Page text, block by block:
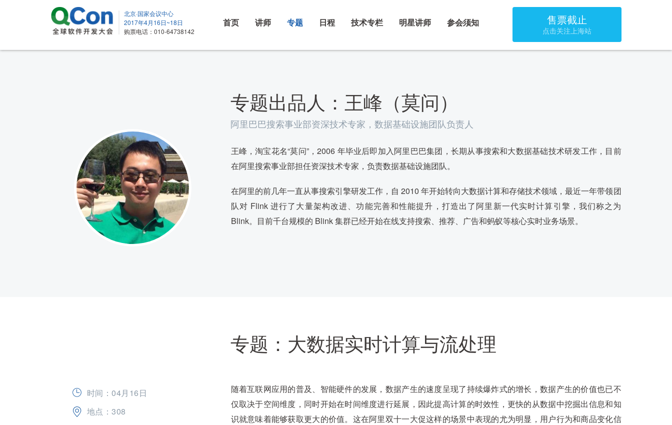
北京·国家会议中心
2017年4月16日~18日
购票电话：010-64738142
首页 讲师 专题 日程 技术专栏 明星讲师 参会须知 售票截止
点击关注上海站
专题出品人：王峰（莫问）
阿里巴巴搜索事业部资深技术专家，数据基础设施团队负责人
王峰，淘宝花名“莫问”，2006 年毕业后即加入阿里巴巴集团，长期从事搜索和大数据基础技术研发工作，目前
在阿里搜索事业部担任资深技术专家，负责数据基础设施团队。
在阿里的前几年一直从事搜索引擎研发工作，自 2010 年开始转向大数据计算和存储技术领域，最近一年带领团
队对 Flink 进行了大量架构改进、功能完善和性能提升，打造出了阿里新一代实时计算引擎，我们称之为
Blink。目前千台规模的 Blink 集群已经开始在线支持搜索、推荐、广告和蚂蚁等核心实时业务场景。
专题：大数据实时计算与流处理
时间：04月16日
地点：308
随着互联网应用的普及、智能硬件的发展，数据产生的速度呈现了持续爆炸式的增长，数据产生的价值也已不
仅取决于空间维度，同时开始在时间维度进行延展，因此提高计算的时效性，更快的从数据中挖掘出信息和知
识就意味着能够获取更大的价值。这在阿里双十一大促这样的场景中表现的尤为明显，用户行为和商品变化信